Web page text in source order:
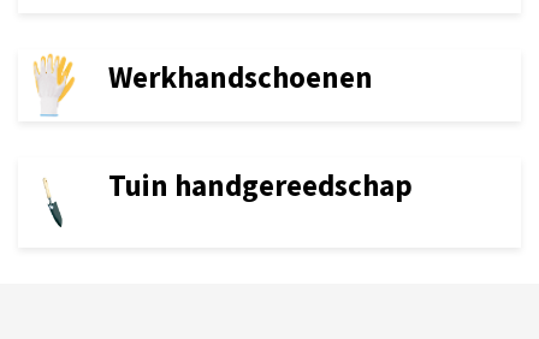
Werkhandschoenen
Tuin handgereedschap